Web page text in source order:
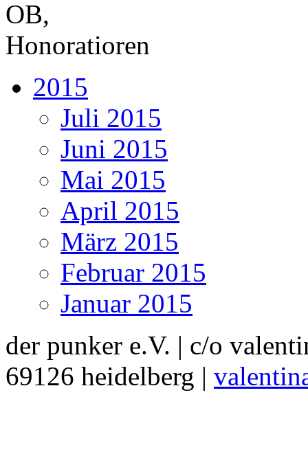
2015
Juli 2015
Juni 2015
Mai 2015
April 2015
März 2015
Februar 2015
Januar 2015
der punker e.V. | c/o
69126 heidelberg |